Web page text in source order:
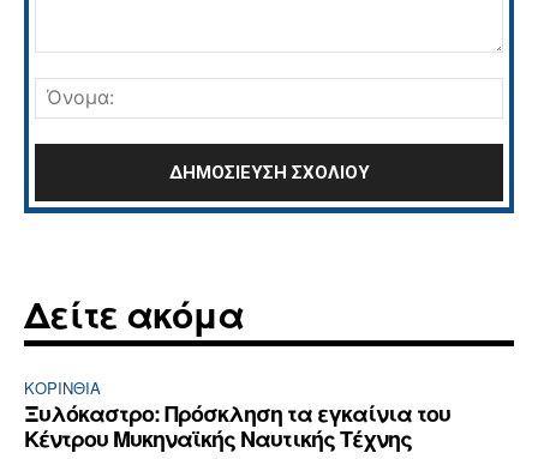
Δείτε ακόμα
ΚΟΡΙΝΘΊΑ
Ξυλόκαστρο: Πρόσκληση τα εγκαίνια του
Κέντρου Μυκηναϊκής Ναυτικής Τέχνης